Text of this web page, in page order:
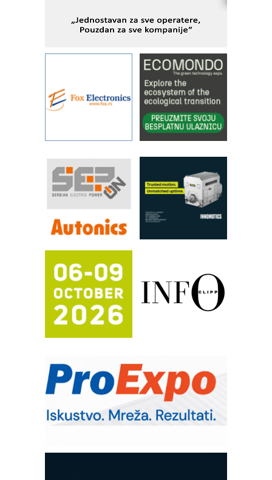
objekte
Alba d.o.o. – 35 godina preciznosti u
IBeRTIM - oprema za ispitivanje
kontrole kvaliteta
STAUFF – Komponente koje
povećavaju pouzdanost hidrauličkih
pouzdanost u transferu fluida
Filtration Group Industrial – Napredna
rešenja za filtraciju u hidrauličkim i
procesnim sistemima
RILINEX kompanije Rittal
FANUC: Najbolje za vašu pametnu
Efikasno upravljanje energijom
Automatizacija pakovanja · Display
(Shelf-Ready) omotnice
Potpuna efikasnost bez složenih
sistema
Trajna oznaka kao dugoročna korist
IB BLUMENAUER - više od 40 godina
poverenja u industriji
Art Utopia Studio – vizuelne priče
industrije i biznisa